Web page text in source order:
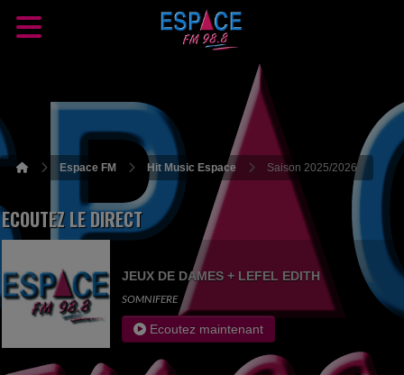
Espace FM Hit Music Espace Saison 2025/2026
ECOUTEZ LE DIRECT
JEUX DE DAMES + LEFEL EDITH
SOMNIFERE
Ecoutez maintenant